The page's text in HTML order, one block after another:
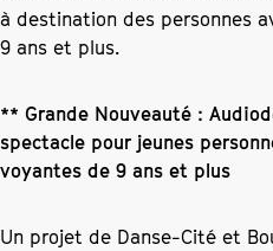
à destination des personnes
9 ans et plus.
** Grande Nouveauté :
spectacle pour jeunes
voyantes de 9 ans et plus
Un projet de Danse-Cité et